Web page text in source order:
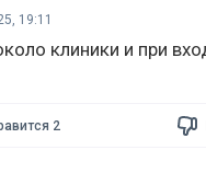
19:11
клиники и при
2